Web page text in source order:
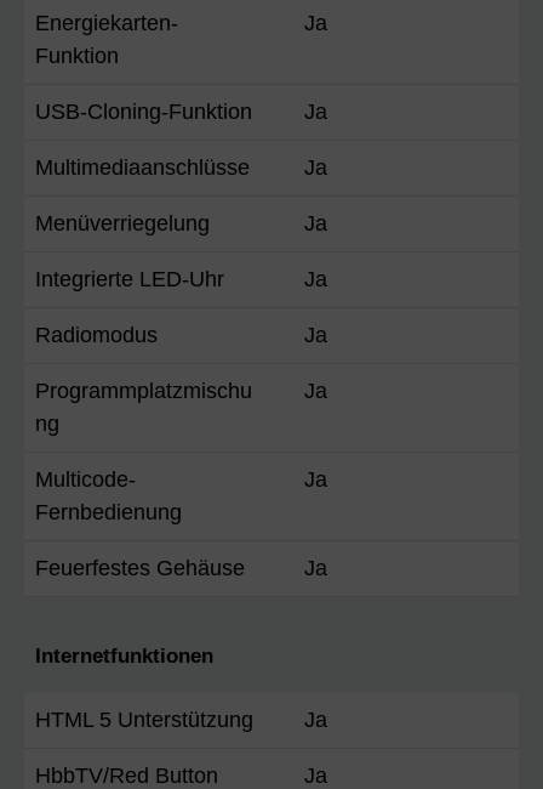
Energiekarten-
Funktion
Ja
USB-Cloning-Funktion Ja
Multimediaanschlüsse Ja
Menüverriegelung Ja
Integrierte LED-Uhr Ja
Radiomodus Ja
Programmplatzmischu
ng
Ja
Multicode-
Fernbedienung
Ja
Feuerfestes Gehäuse Ja
Internetfunktionen
HTML 5 Unterstützung Ja
HbbTV/Red Button Ja